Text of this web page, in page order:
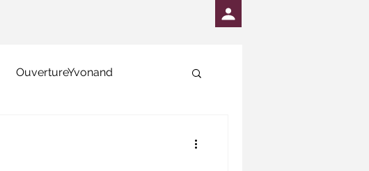
OuvertureYvonand